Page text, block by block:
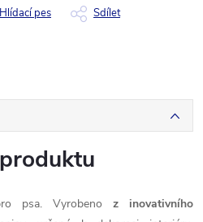
Hlídací pes Sdílet
psa. Vyrobeno z inovativního